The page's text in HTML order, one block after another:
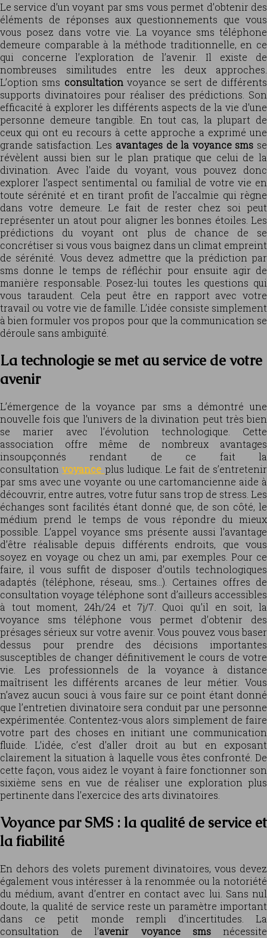
Le service d’un voyant par sms vous permet d’obtenir des
éléments de réponses aux questionnements que vous
vous posez dans votre vie. La voyance sms téléphone
demeure comparable à la méthode traditionnelle, en ce
qui concerne l’exploration de l’avenir. Il existe de
nombreuses similitudes entre les deux approches.
L’option sms consultationvoyance se sert de différents
supports divinatoires pour réaliser des prédictions. Son
efficacité à explorer les différents aspects de la vie d’une
personne demeure tangible. En tout cas, la plupart de
ceux qui ont eu recours à cette approche a exprimé une
grande satisfaction. Les avantages de la voyance sms se
révèlent aussi bien sur le plan pratique que celui de la
divination. Avec l’aide du voyant, vous pouvez donc
explorer l’aspect sentimental ou familial de votre vie en
toute sérénité et en tirant profit de l’accalmie qui règne
dans votre demeure. Le fait de rester chez soi peut
représenter un atout pour aligner les bonnes étoiles. Les
prédictions du voyant ont plus de chance de se
concrétiser si vous vous baignez dans un climat empreint
de sérénité. Vous devez admettre que la prédiction par
sms donne le temps de réfléchir pour ensuite agir de
manière responsable. Posez-lui toutes les questions qui
vous taraudent. Cela peut être en rapport avec votre
travail ou votre vie de famille. L’idée consiste simplement
à bien formuler vos propos pour que la communication se
déroule sans ambiguïté.
La technologie se met au service de votre
avenir
L’émergence de la voyance par sms a démontré une
nouvelle fois que l’univers de la divination peut très bien
se marier avec l’évolution technologique. Cette
association offre même de nombreux avantages
insoupçonnés rendant de ce fait la
consultationvoyance plus ludique. Le fait de s’entretenir
par sms avec une voyante ou une cartomancienne aide à
découvrir, entre autres, votre futur sans trop de stress. Les
échanges sont facilités étant donné que, de son côté, le
médium prend le temps de vous répondre du mieux
possible. L’appel voyance sms présente aussi l’avantage
d’être réalisable depuis différents endroits, que vous
soyez en voyage ou chez un ami, par exemples. Pour ce
faire, il vous suffit de disposer d’outils technologiques
adaptés (téléphone, réseau, sms…). Certaines offres de
consultation voyage téléphone sont d’ailleurs accessibles
à tout moment, 24h/24 et 7j/7. Quoi qu’il en soit, la
voyance sms téléphone vous permet d’obtenir des
présages sérieux sur votre avenir. Vous pouvez vous baser
dessus pour prendre des décisions importantes
susceptibles de changer définitivement le cours de votre
vie. Les professionnels de la voyance à distance
maîtrisent les différents arcanes de leur métier. Vous
n’avez aucun souci à vous faire sur ce point étant donné
que l’entretien divinatoire sera conduit par une personne
expérimentée. Contentez-vous alors simplement de faire
votre part des choses en initiant une communication
fluide. L’idée, c’est d’aller droit au but en exposant
clairement la situation à laquelle vous êtes confronté. De
cette façon, vous aidez le voyant à faire fonctionner son
sixième sens en vue de réaliser une exploration plus
pertinente dans l’exercice des arts divinatoires.
Voyance par SMS : la qualité de service et
la fiabilité
En dehors des volets purement divinatoires, vous devez
également vous intéresser à la renommée ou la notoriété
du médium, avant d’entrer en contact avec lui. Sans nul
doute, la qualité de service reste un paramètre important
dans ce petit monde rempli d’incertitudes. La
consultation de l’avenir voyance smsnécessite